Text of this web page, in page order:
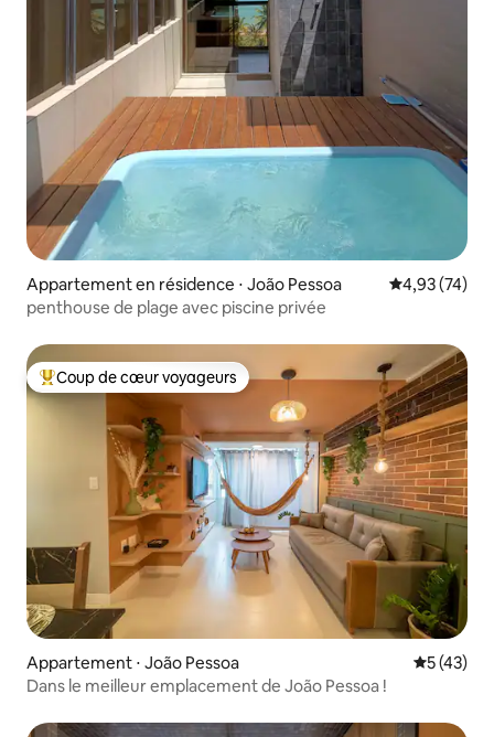
Appartement en résidence ⋅ João Pessoa Évaluation
4,93 (74)
penthouse de plage avec piscine privée
Coups de cœur voyageurs les plus appréciés
Coup de cœur voyageurs
Appartement ⋅ João Pessoa
5 (43)
Dans le meilleur emplacement de João Pessoa !